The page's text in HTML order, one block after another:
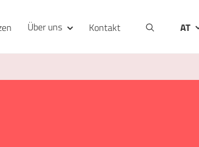
Über uns Kontakt
AT
NL